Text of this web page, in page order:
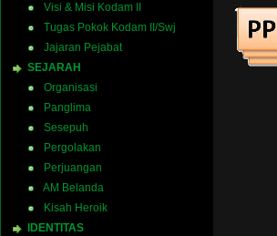
Visi & Misi Kodam II
Tugas Pokok Kodam II/Swj
Jajaran Pejabat
SEJARAH
Organisasi
Panglima
Sesepuh
Pergolakan
Perjuangan
AM Belanda
Kisah Heroik
IDENTITAS